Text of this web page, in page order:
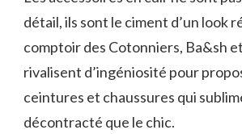
détail, ils sont le ciment d’un look
comptoir des Cotonniers, Ba&sh
rivalisent d’ingéniosité pour
ceintures et chaussures qui
décontracté que le chic.